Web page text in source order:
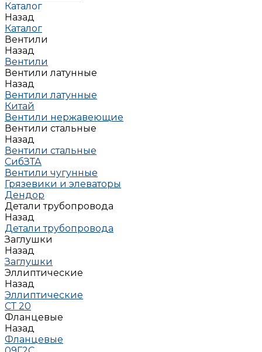
Каталог
Назад
Каталог
Вентили
Назад
Вентили
Вентили латунные
Назад
Вентили латунные
Китай
Вентили нержавеющие
Вентили стальные
Назад
Вентили стальные
СибЗТА
Вентили чугунные
Грязевики и элеваторы
Дендор
Детали трубопровода
Назад
Детали трубопровода
Заглушки
Назад
Заглушки
Эллиптические
Назад
Эллиптические
СТ 20
Фланцевые
Назад
Фланцевые